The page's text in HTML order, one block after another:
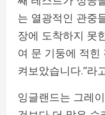
는 열광적인 관중
장에 도착하지 못
여 문 기둥에 적힌
켜보았습니다.”라
잉글랜드는 그레